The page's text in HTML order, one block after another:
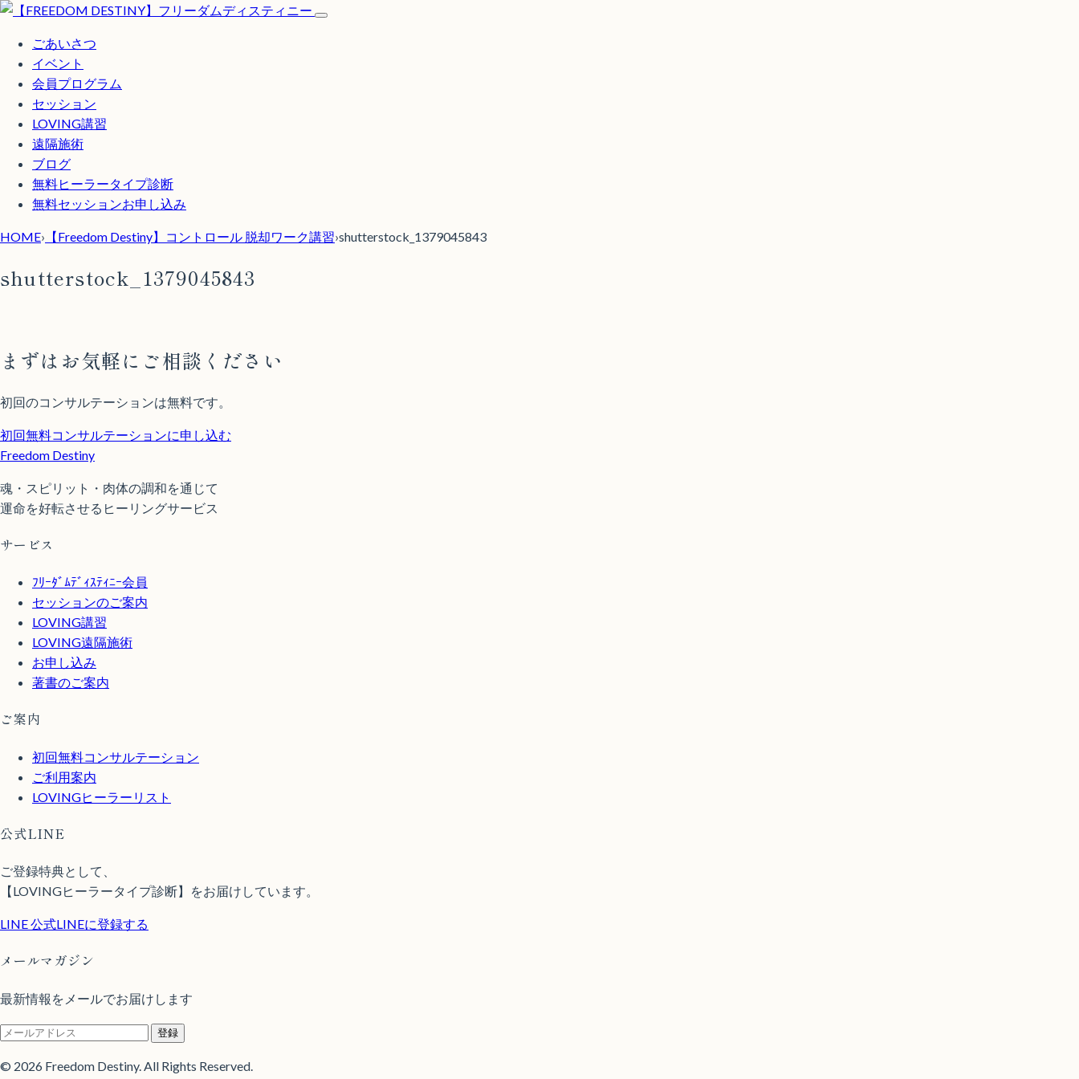
ごあいさつ
イベント
会員プログラム
セッション
LOVING講習
遠隔施術
ブログ
無料ヒーラータイプ診断
無料セッションお申し込み
HOME› 【Freedom Destiny】コントロール 脱却ワーク講習›shutterstock_1379045843
shutterstock_1379045843
まずはお気軽にご相談ください
初回のコンサルテーションは無料です。
初回無料コンサルテーションに申し込む
Freedom Destiny
魂・スピリット・肉体の調和を通じて
運命を好転させるヒーリングサービス
サービス
ﾌﾘｰﾀﾞﾑﾃﾞｨｽﾃｨﾆｰ会員
セッションのご案内
LOVING講習
LOVING遠隔施術
お申し込み
著書のご案内
ご案内
初回無料コンサルテーション
ご利用案内
LOVINGヒーラーリスト
公式LINE
ご登録特典として、
【LOVINGヒーラータイプ診断】をお届けしています。
LINE公式LINEに登録する
メールマガジン
最新情報をメールでお届けします
登録
© 2026 Freedom Destiny. All Rights Reserved.